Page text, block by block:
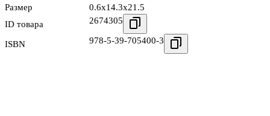
Размер
0.6x14.3x21.5
ID товара
2674305
ISBN 978-5-39-705400-3